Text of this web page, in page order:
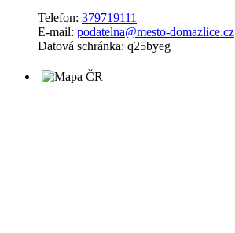
Telefon: 379719111
E-mail: podatelna@mesto-domazlice.cz
Datová schránka: q25byeg